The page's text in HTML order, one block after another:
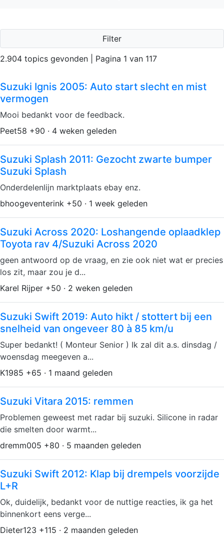
Filter
2.904 topics gevonden | Pagina 1 van 117
Suzuki Ignis 2005: Auto start slecht en mist
vermogen
Mooi bedankt voor de feedback.
Peet58 +90 · 4 weken geleden
Suzuki Splash 2011: Gezocht zwarte bumper
Suzuki Splash
Onderdelenlijn marktplaats ebay enz.
bhoogeventerink +50 · 1 week geleden
Suzuki Across 2020: Loshangende oplaadklep
Toyota rav 4/Suzuki Across 2020
geen antwoord op de vraag, en zie ook niet wat er precies
los zit, maar zou je d...
Karel Rijper +50 · 2 weken geleden
Suzuki Swift 2019: Auto hikt / stottert bij een
snelheid van ongeveer 80 à 85 km/u
Super bedankt! ( Monteur Senior ) Ik zal dit a.s. dinsdag /
woensdag meegeven a...
K1985 +65 · 1 maand geleden
Suzuki Vitara 2015: remmen
Problemen geweest met radar bij suzuki. Silicone in radar
die smelten door warmt...
dremm005 +80 · 5 maanden geleden
Suzuki Swift 2012: Klap bij drempels voorzijde
L+R
Ok, duidelijk, bedankt voor de nuttige reacties, ik ga het
binnenkort eens verge...
Dieter123 +115 · 2 maanden geleden